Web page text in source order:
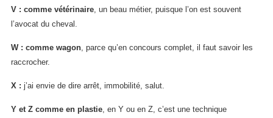
V : comme vétérinaire, un beau métier, puisque l’on est souvent
l’avocat du cheval.
W : comme wagon, parce qu’en concours complet, il faut savoir les
raccrocher.
X : j’ai envie de dire arrêt, immobilité, salut.
Y et Z comme en plastie, en Y ou en Z, c’est une technique